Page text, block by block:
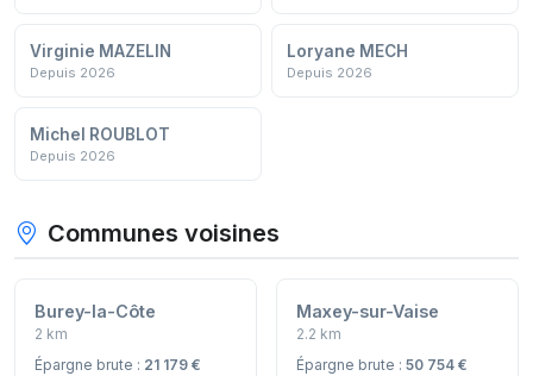
Virginie MAZELIN
Depuis 2026
Loryane MECH
Depuis 2026
Michel ROUBLOT
Depuis 2026
Communes voisines
Burey-la-Côte
2 km
Épargne brute : 21 179 €
Maxey-sur-Vaise
2.2 km
Épargne brute : 50 754 €